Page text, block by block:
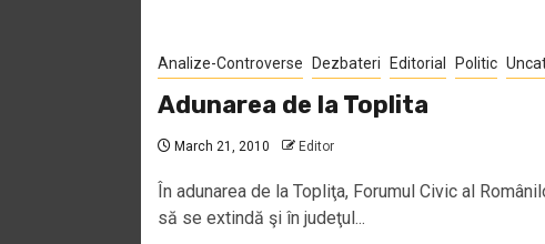
Analize-Controverse Dezbateri Editorial Politic
Adunarea de la Toplita
March 21, 2010 Editor
În adunarea de la Topliţa, Forumul Civic al
să se extindă şi în judeţul...